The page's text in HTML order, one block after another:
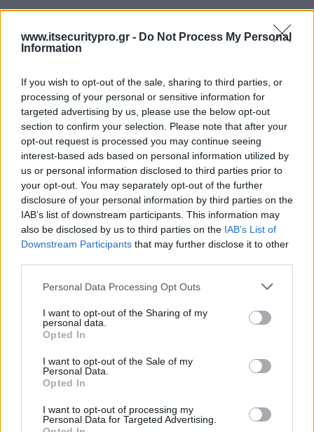
www.itsecuritypro.gr - Do Not Process My Personal
Information
If you wish to opt-out of the sale, sharing to third parties, or
processing of your personal or sensitive information for
targeted advertising by us, please use the below opt-out
section to confirm your selection. Please note that after your
opt-out request is processed you may continue seeing
interest-based ads based on personal information utilized by
us or personal information disclosed to third parties prior to
your opt-out. You may separately opt-out of the further
disclosure of your personal information by third parties on the
IAB’s list of downstream participants. This information may
also be disclosed by us to third parties on the IAB’s List of
Downstream Participants that may further disclose it to other
Personal Data Processing Opt Outs
I want to opt-out of the Sharing of my
personal data.
Opted In
I want to opt-out of the Sale of my
Personal Data.
Opted In
I want to opt-out of processing my
Personal Data for Targeted Advertising.